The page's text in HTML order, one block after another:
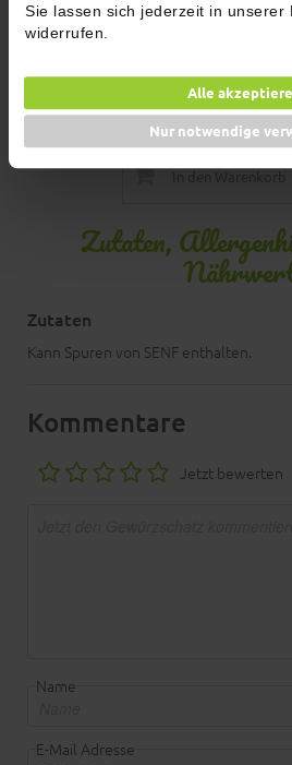
Sie lassen sich jederzeit in unserer
widerrufen.
Alle
Nur notwendige
7,90 €
Inkl. 7% MwSt.
(112,86 € / 1kg)
Füllmenge: 70g
Zutaten,
Zutaten
Kann Spuren von SENF enthalten.
Kommentare
Jetzt bewerten
Name
E-Mail Adresse